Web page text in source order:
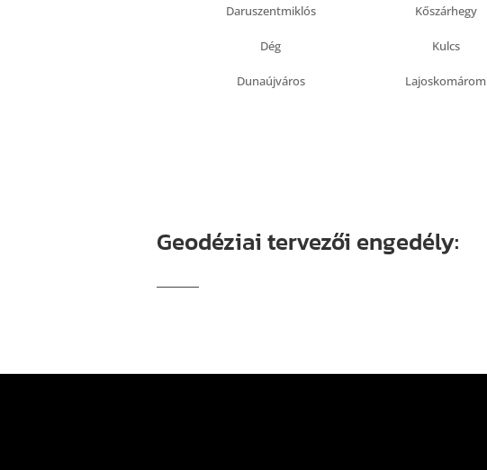
Daruszentmiklós Kőszárhegy
Dég Kulcs
Dunaújváros Lajoskomárom
Geodéziai tervezői engedély: